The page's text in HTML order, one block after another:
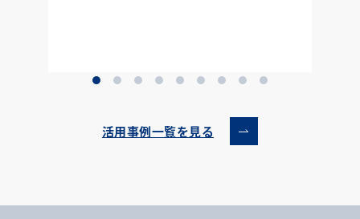
活用事例一覧を見る